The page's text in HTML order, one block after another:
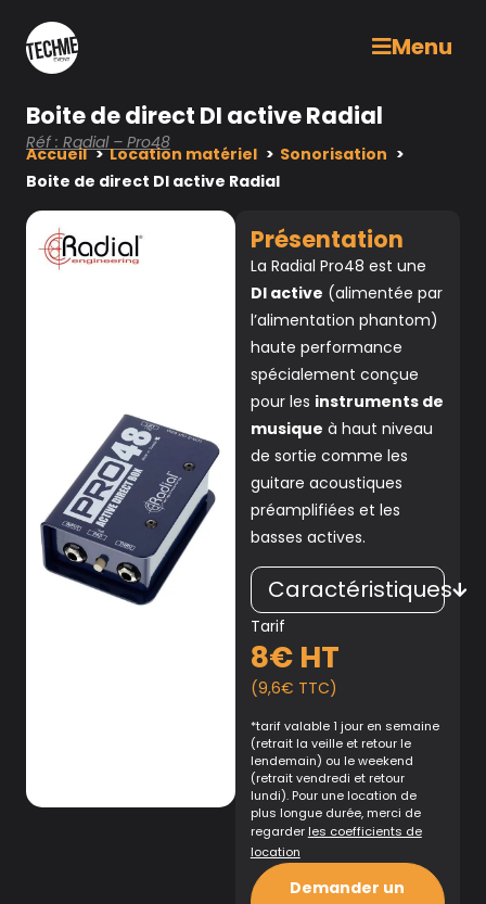
Menu
Boite de direct DI active Radial
Réf : Radial – Pro48
Accueil Location matériel
Sonorisation
Boite de direct DI active Radial
Présentation
La Radial Pro48 est une
DI active (alimentée par
l’alimentation phantom)
haute performance
spécialement conçue
pour les instruments de
musique à haut niveau
de sortie comme les
guitare acoustiques
préamplifiées et les
basses actives.
Caractéristiques
Tarif
8€ HT
(9,6€ TTC)
*tarif valable 1 jour en semaine
(retrait la veille et retour le
lendemain) ou le weekend
(retrait vendredi et retour
lundi). Pour une location de
plus longue durée, merci de
regarder les coefficients de
location
Demander un